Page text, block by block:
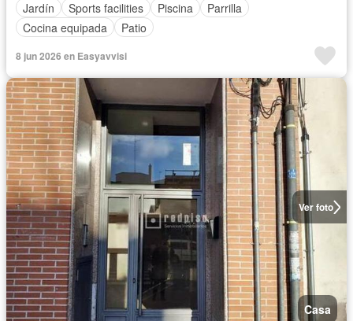
Jardín
Sports facilities Piscina
Parrilla
Cocina equipada
Patio
8 jun 2026 en Easyavvisi
Ver foto
Casa